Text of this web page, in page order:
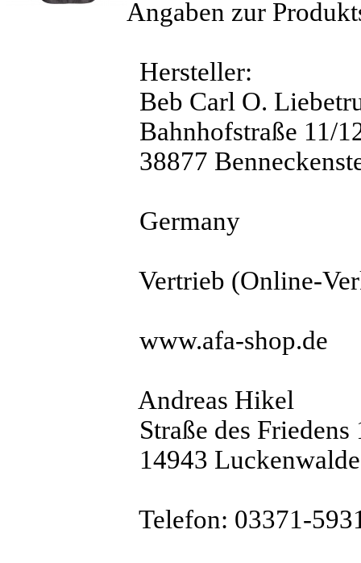
Angaben zur
Hersteller:
Beb Carl O.
Bahnhofstraße 11/
38877
Germany
Vertrieb (Online-
www.afa-shop.de
Andreas Hikel
Straße des Friedens
14943 Luckenwalde
Telefon: 03371-